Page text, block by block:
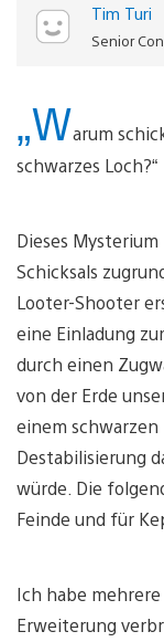
Tim Turi
Senior
„Warum
schwarzes Loch?“
Dieses
Schicksals
Looter-Shooter
eine Einladung
durch einen
von der Erde
einem schwarzen
Destabilisierung
würde. Die
Feinde und für
Ich habe
Erweiterung